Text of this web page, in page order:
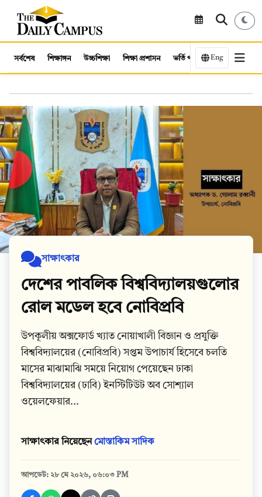
সর্বশেষ শিক্ষাঙ্গন উচ্চশিক্ষা শিক্ষা প্রশাসন ভর্তি পরীক্ষা কর্মসংস্থান
Eng
সাক্ষাৎকার
দেশের পাবলিক বিশ্ববিদ্যালয়গুলোর
রোল মডেল হবে নোবিপ্রবি
উপকূলীয় অক্সফোর্ড খ্যাত নোয়াখালী বিজ্ঞান ও প্রযুক্তি
বিশ্ববিদ্যালয়ের (নোবিপ্রবি) সপ্তম উপাচার্য হিসেবে চলতি
মাসের মাঝামাঝি সময়ে নিয়োগ পেয়েছেন ঢাকা
বিশ্ববিদ্যালয়ের (ঢাবি) ইনস্টিটিউট অব সোশ্যাল
ওয়েলফেয়ার...
সাক্ষাৎকার নিয়েছেনমোস্তাকিম সাদিক
আপডেট: ২৮ মে ২০২৬, ০৬:০৩ PM